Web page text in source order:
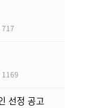
717
1169
선정 공고